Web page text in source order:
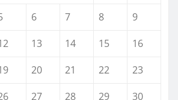
6 7 8
9
13 14 15
16
20 21 22
23
27 28 29
30